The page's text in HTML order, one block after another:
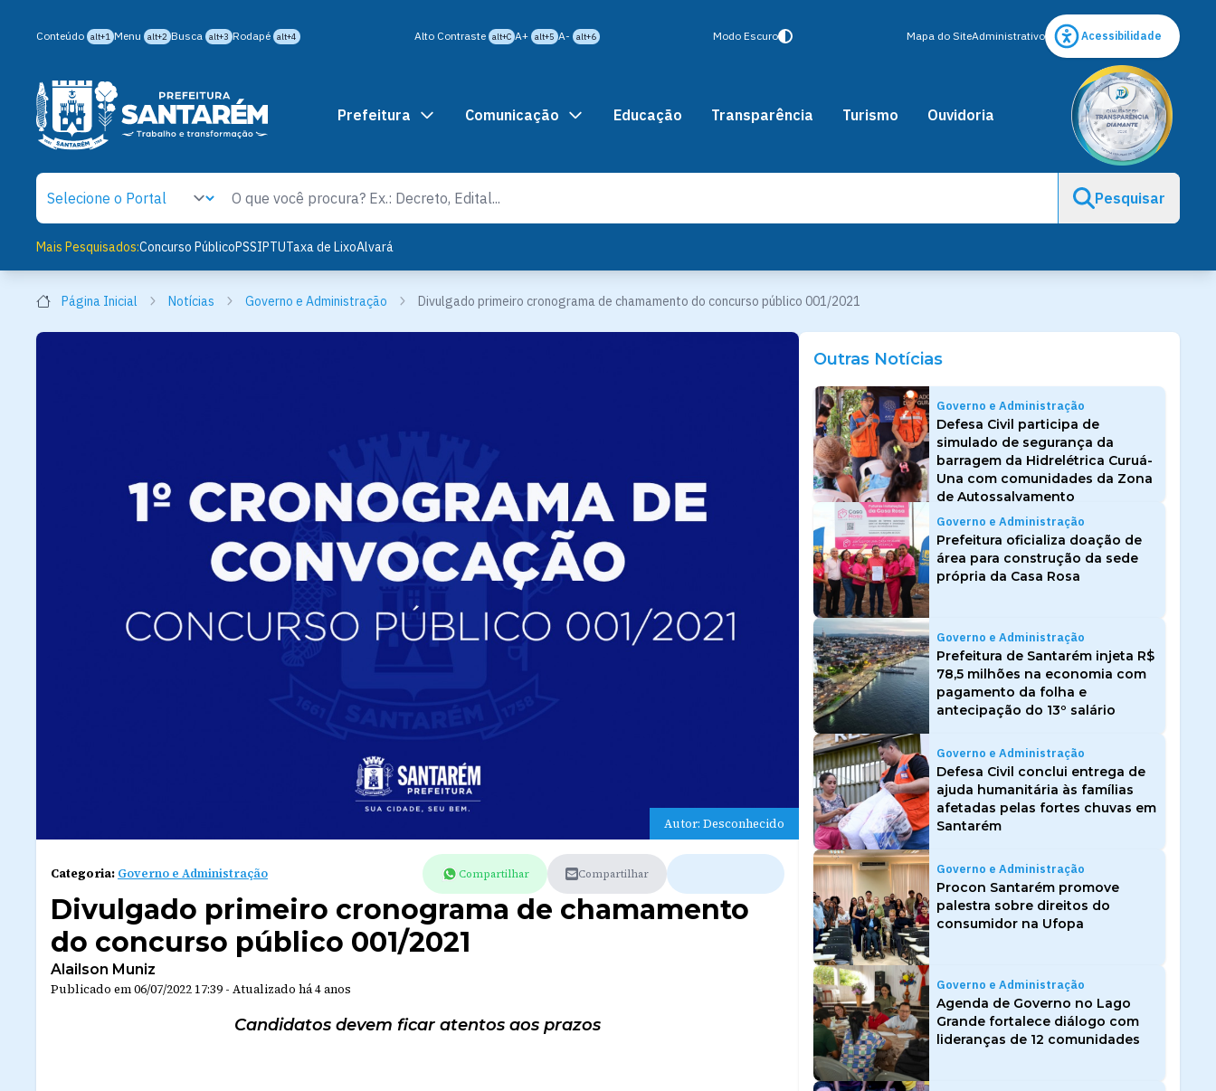
Conteúdo alt+1 Menu alt+2 Busca alt+3 Rodapé alt+4 Alto Contraste alt+C A+ alt+5 A- alt+6 Modo Escuro Mapa do SiteAdministrativo Acessibilidade
Prefeitura Comunicação Educação Transparência Turismo Ouvidoria
Pesquisar
Mais Pesquisados:Concurso PúblicoPSSIPTUTaxa de LixoAlvará
Página Inicial Notícias Governo e Administração Divulgado primeiro cronograma de chamamento do concurso público 001/2021
Autor: Desconhecido
Categoria: Governo e Administração Compartilhar Compartilhar
Divulgado primeiro cronograma de chamamento
do concurso público 001/2021
Alailson Muniz
Publicado em06/07/2022 17:39 - Atualizado há 4 anos
Candidatos devem ficar atentos aos prazos
Outras Notícias
Governo e Administração
Defesa Civil participa de
simulado de segurança da
barragem da Hidrelétrica Curuá-
Una com comunidades da Zona
de Autossalvamento
Governo e Administração
Prefeitura oficializa doação de
área para construção da sede
própria da Casa Rosa
Governo e Administração
Prefeitura de Santarém injeta R$
78,5 milhões na economia com
pagamento da folha e
antecipação do 13º salário
Governo e Administração
Defesa Civil conclui entrega de
ajuda humanitária às famílias
afetadas pelas fortes chuvas em
Santarém
Governo e Administração
Procon Santarém promove
palestra sobre direitos do
consumidor na Ufopa
Governo e Administração
Agenda de Governo no Lago
Grande fortalece diálogo com
lideranças de 12 comunidades